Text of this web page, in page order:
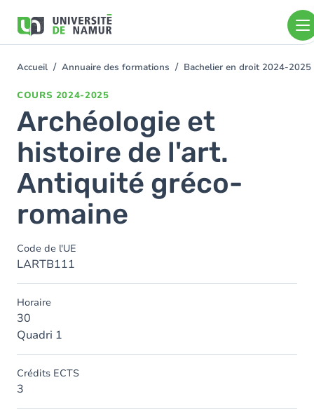
contenu
You
Accueil Annuaire des formations Bachelier en droit 2024-2025
COURS 2024-2025
Archéologie et
histoire de l'art.
Antiquité gréco-
romaine
Code de l'UE
LARTB111
Horaire
30
Quadri 1
Crédits ECTS
3